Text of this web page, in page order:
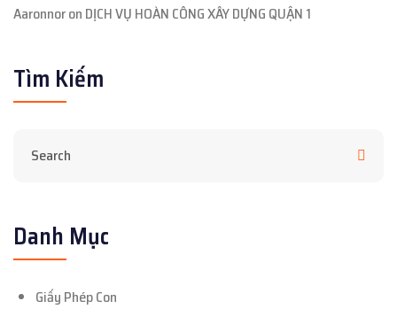
Aaronnoron DỊCH VỤ HOÀN CÔNG XÂY DỰNG QUẬN 1
Tìm Kiếm
Danh Mục
Giấy Phép Con